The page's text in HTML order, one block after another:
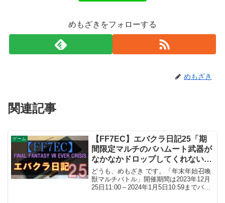
めもざきをフォローする
めもざき
関連記事
ゲーム
【FF7EC】エバクラ日記25「期
間限定マルチのバハムート武器が
なかなかドロップしてくれないん
だが」
どうも、めもざき です。「年末年始召喚
獣マルチバトル」開催期間は2023年12月
25日11:00～2024年1月5日10:59までバハ